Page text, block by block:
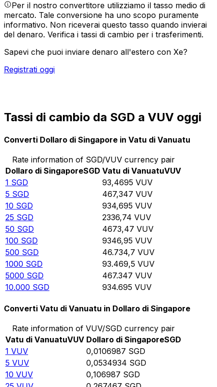
Per il nostro convertitore utilizziamo il tasso medio di
mercato. Tale conversione ha uno scopo puramente
informativo. Non riceverai questo tasso quando invierai
del denaro. Verifica i tassi di cambio per i trasferimenti.
Sapevi che puoi inviare denaro all'estero con Xe?
Registrati oggi
Tassi di cambio da SGD a VUV oggi
Converti Dollaro di Singapore in Vatu di Vanuatu
Rate information of SGD/VUV currency pair
Dollaro di SingaporeSGD Vatu di VanuatuVUV
1 SGD 93,4695 VUV
5 SGD 467,347 VUV
10 SGD 934,695 VUV
25 SGD 2336,74 VUV
50 SGD 4673,47 VUV
100 SGD 9346,95 VUV
500 SGD 46.734,7 VUV
1000 SGD 93.469,5 VUV
5000 SGD 467.347 VUV
10.000 SGD 934.695 VUV
Converti Vatu di Vanuatu in Dollaro di Singapore
Rate information of VUV/SGD currency pair
Vatu di VanuatuVUV Dollaro di SingaporeSGD
1 VUV 0,0106987 SGD
5 VUV 0,0534934 SGD
10 VUV 0,106987 SGD